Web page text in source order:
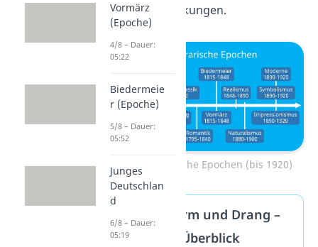
— ohne Einschränkungen.
Zeitstrahl literarische Epochen (bis 1920)
Steckbrief Sturm und Drang –
Merkmale im Überblick
Vormärz
(Epoche)
4/8 – Dauer:
05:22
Biedermeie
r (Epoche)
5/8 – Dauer:
05:52
Junges
Deutschlan
d
6/8 – Dauer:
05:19